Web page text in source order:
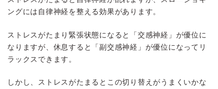
ングには自律神経を整える効果があります。
ストレスがたまり緊張状態になると「交感神経」が優位に
なりますが、休息すると「副交感神経」が優位になってリ
ラックスできます。
しかし、ストレスがたまるとこの切り替えがうまくいかな